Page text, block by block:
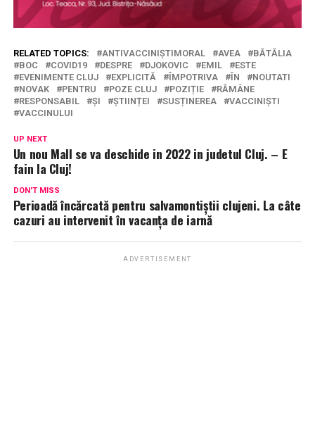
RELATED TOPICS: ANTIVACCINIȘTIMORAL AVEA
BĂTĂLIA
BOC
COVID19 DESPRE DJOKOVIC EMIL
ESTE
EVENIMENTE CLUJ
EXPLICITĂ ÎMPOTRIVA ÎN
NOUTATI
NOVAK
PENTRU POZE CLUJ POZIȚIE
RĂMÂNE
RESPONSABIL
ȘI ȘTIINȚEI SUSȚINEREA
VACCINIȘTI
VACCINULUI
UP NEXT
Un nou Mall se va deschide in 2022 in judetul Cluj. – E
fain la Cluj!
DON'T MISS
Perioadă încărcată pentru salvamontiștii clujeni. La câte
cazuri au intervenit în vacanța de iarnă
ADVERTISEMENT